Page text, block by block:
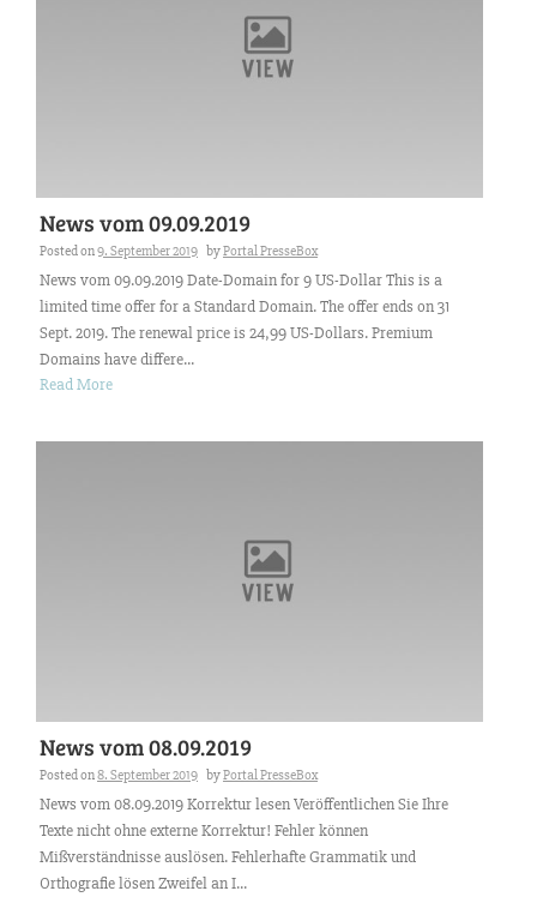
News vom 09.09.2019
Posted on9. September 2019 byPortal PresseBox
News vom 09.09.2019 Date-Domain for 9 US-Dollar This is a
limited time offer for a Standard Domain. The offer ends on 31
Sept. 2019. The renewal price is 24,99 US-Dollars. Premium
Domains have differe...
Read More
News vom 08.09.2019
Posted on8. September 2019 byPortal PresseBox
News vom 08.09.2019 Korrektur lesen Veröffentlichen Sie Ihre
Texte nicht ohne externe Korrektur! Fehler können
Mißverständnisse auslösen. Fehlerhafte Grammatik und
Orthografie lösen Zweifel an I...